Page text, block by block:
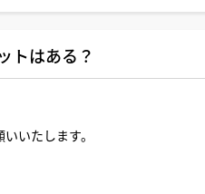
トはある？
いたします。